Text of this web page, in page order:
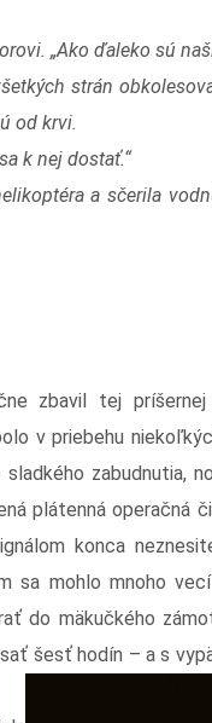
„Ako ďaleko sú
strán
od krvi.
k nej dostať.“
a sčerila
zbavil tej
v priebehu
zabudnutia,
plátenná operačná
konca
sa mohlo mnoho
do mäkučkého
šesť hodín – a s